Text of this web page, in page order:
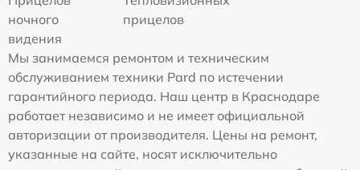
ночного
видения
прицелов
Мы занимаемся ремонтом и техническим
обслуживанием техники Pard по истечении
гарантийного периода. Наш центр в Краснодаре
работает независимо и не имеет официальной
авторизации от производителя. Цены на ремонт,
указанные на сайте, носят исключительно